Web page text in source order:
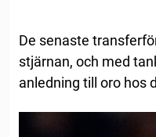
De senaste
stjärnan, och med
anledning till oro hos